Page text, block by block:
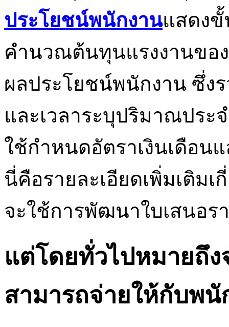
ประโยชน์พนักงานแสดงขั้
คำนวณต้นทุนแรงงานขอ
ผลประโยชน์พนักงาน ซึ่ง
และเวลาระบุปริมาณประ
ใช้กำหนดอัตราเงินเดือน
นี่คือรายละเอียดเพิ่มเติม
จะใช้การพัฒนาใบเสนอร
แต่โดยทั่วไปหมายถึ
สามารถจ่ายให้กับพนั